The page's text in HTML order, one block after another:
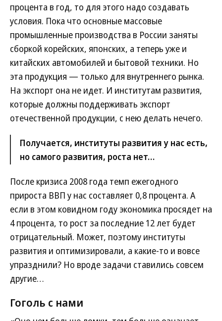
процента в год, то для этого надо создавать
условия. Пока что основные массовые
промышленные производства в России заняты
сборкой корейских, японских, а теперь уже и
китайских автомобилей и бытовой техники. Но
эта продукция — только для внутреннего рынка.
На экспорт она не идет. И институтам развития,
которые должны поддерживать экспорт
отечественной продукции, с нею делать нечего.
Получается, институты развития у нас есть,
но самого развития, роста нет…
После кризиса 2008 года темп ежегодного
прироста ВВП у нас составляет 0,8 процента. А
если в этом ковидном году экономика просядет на
4 процента, то рост за последние 12 лет будет
отрицательный. Может, поэтому институты
развития и оптимизировали, а какие-то и вовсе
упразднили? Но вроде задачи ставились совсем
другие…
Гоголь с нами